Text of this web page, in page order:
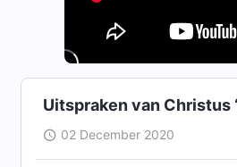
Uitspraken van Christus
02 December 2020